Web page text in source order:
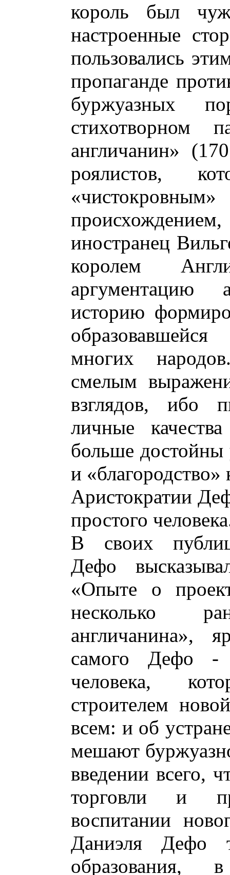
король был
настроенные
пользовались
пропаганде
буржуазных
стихотворном
англичанин»
роялистов,
иностранец
королем
аргументацию
историю
многих
смелым
взглядов, ибо
личные
больше достойны
и «благородство»
Аристократии
простого
В своих
Дефо
«Опыте о
несколько
англичанина»,
самого Дефо -
человека,
строителем
всем: и об
мешают
введении всего,
торговли и
воспитании
Даниэля Дефо
образования,